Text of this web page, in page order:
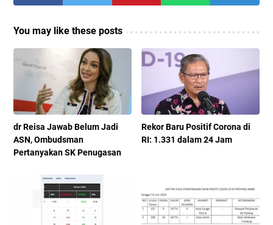
You may like these posts
dr Reisa Jawab Belum Jadi
ASN, Ombudsman
Pertanyakan SK Penugasan
Rekor Baru Positif Corona di
RI: 1.331 dalam 24 Jam